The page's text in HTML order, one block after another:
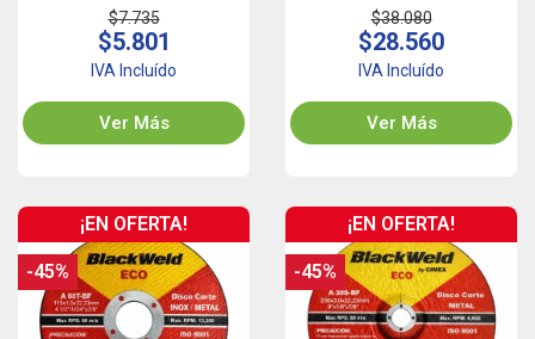
$7.735
$5.801
IVA Incluído
Ver Más
$38.080
$28.560
IVA Incluído
Ver Más
¡EN OFERTA!
-45%
¡EN OFERTA!
-45%